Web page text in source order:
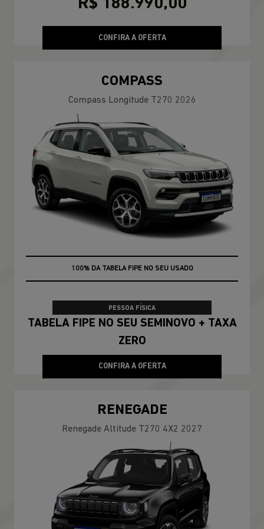
R$ 188.990,00
CONFIRA A OFERTA
COMPASS
Compass Longitude T270 2026
TAXA ZERO
PESSOA FÍSICA
TABELA FIPE NO SEU SEMINOVO + TAXA
ZERO
CONFIRA A OFERTA
RENEGADE
Renegade Altitude T270 4X2 2027